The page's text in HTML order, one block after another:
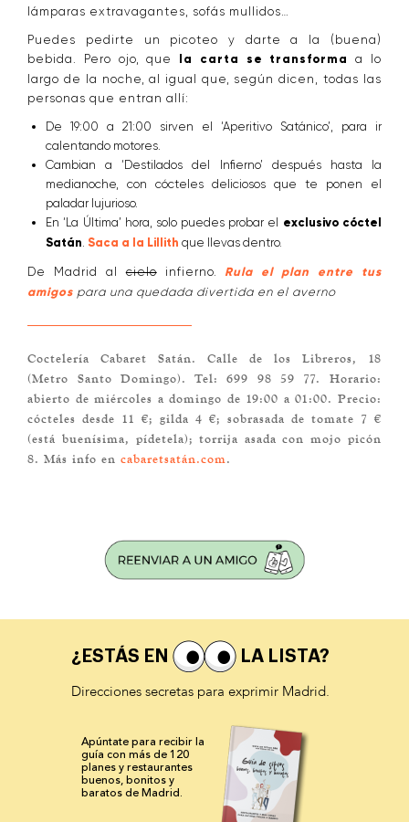
lámparas extravagantes, sofás mullidos…
Puedes pedirte un picoteo y darte a la (buena)
bebida. Pero ojo, que
la carta se transforma
a lo
largo de la noche, al igual que, según dicen, todas las
personas que entran allí:
De 19:00 a 21:00 sirven el ‘Aperitivo Satánico’, para ir
calentando motores.
Cambian a ‘Destilados del Infierno’ después hasta la
medianoche, con cócteles deliciosos que te ponen el
paladar lujurioso.
En ‘La Última’ hora, solo puedes probar el exclusivo cóctel
Satán .Saca a la Lillith que llevas dentro.
De Madrid alcieloinfierno. Rula el plan entre tus
amigos para una quedada divertida en el averno
Coctelería Cabaret Satán. Calle de los Libreros, 18
(Metro Santo Domingo). Tel: 699 98 59 77. Horario:
abierto de miércoles a domingo de 19:00 a 01:00. Precio:
cócteles desde 11 €; gilda 4 €; sobrasada de tomate 7 €
(está buenísima, pídetela); torrija asada con mojo picón
8. Más info encabaretsatán.com.
¿ESTÁS EN
LA LISTA?
Direcciones secretas para exprimir Madrid.
Apúntate para recibir la
guía con más de 120
planes y restaurantes
buenos, bonitos y
baratos de Madrid.